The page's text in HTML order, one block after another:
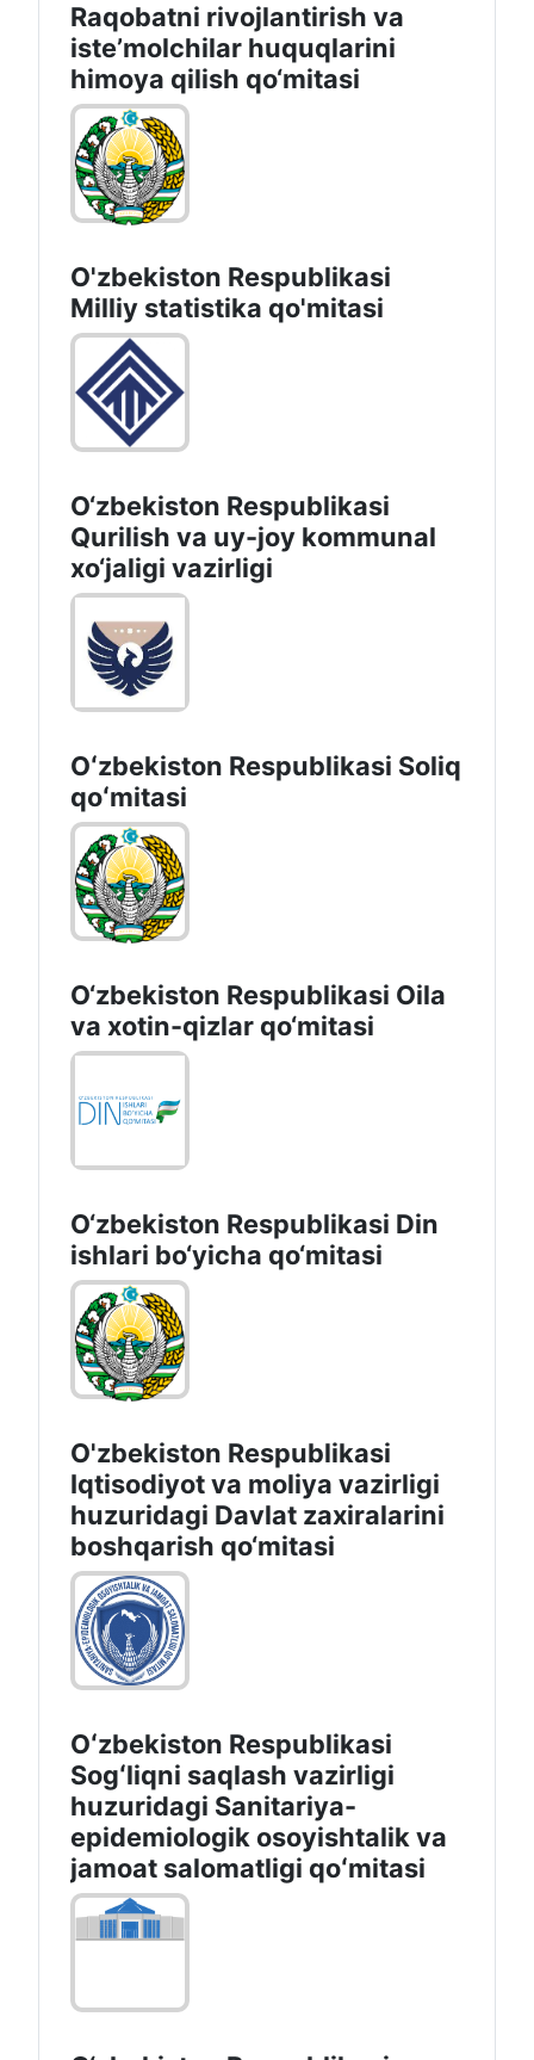
Raqobatni rivojlantirish va
isteʼmolchilar huquqlarini
himoya qilish qo‘mitasi
O'zbekiston Respublikasi
Milliy statistika qo'mitasi
O‘zbekiston Respublikasi
Qurilish va uy-joy kommunal
xo‘jaligi vazirligi
Oʻzbekiston Respublikasi Soliq
qoʻmitasi
O‘zbekiston Respublikasi Oila
va xotin-qizlar qo‘mitasi
O‘zbekiston Respublikаsi Din
ishlаri bo‘yichа qo‘mitаsi
O'zbekiston Respublikasi
Iqtisodiyot va moliya vazirligi
huzuridаgi Dаvlаt zаxirаlаrini
boshqаrish qo‘mitаsi
Oʻzbekiston Respublikasi
Sogʻliqni saqlash vazirligi
huzuridagi Sanitariya-
epidemiologik osoyishtalik va
jamoat salomatligi qoʻmitasi